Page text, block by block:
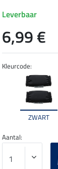
Kleurcode:
ZWART
Leverbaar
6,99 €
Aantal: